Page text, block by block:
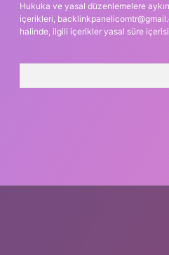
Hukuka ve yasal düzenlemelere
içerikleri,
halinde, ilgili içerikler yasal süre